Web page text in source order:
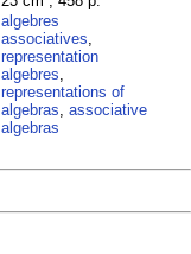
algebres
associatives,
representation
algebres,
representations of
algebras,associative
algebras